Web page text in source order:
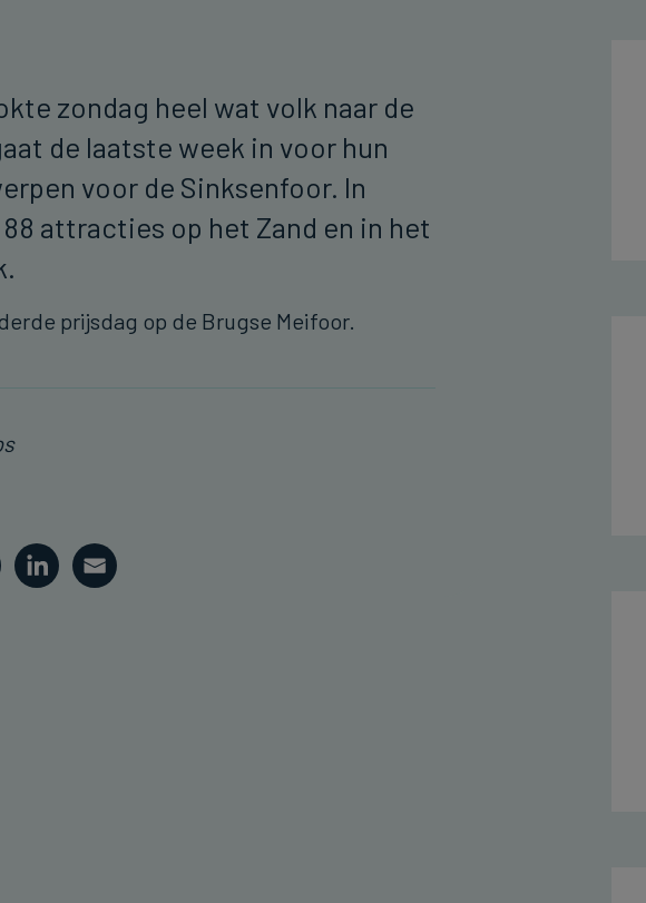
zondag heel wat volk naar de
de laatste week in voor hun
voor de Sinksenfoor. In
attracties op het Zand en in het
prijsdag op de Brugse Meifoor.